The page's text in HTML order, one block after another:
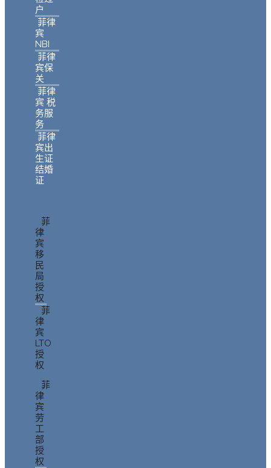
户
菲律
宾
NBI
菲律
宾保
关
菲律
宾 税
务服
务
菲律
宾出
生证
结婚
证
菲
律
宾
移
民
局
授
权
菲
律
宾
LTO
授
权
菲
律
宾
劳
工
部
授
权